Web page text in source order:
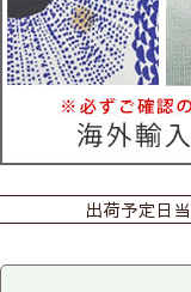
のれん
ファブリックパネル
出荷予定日